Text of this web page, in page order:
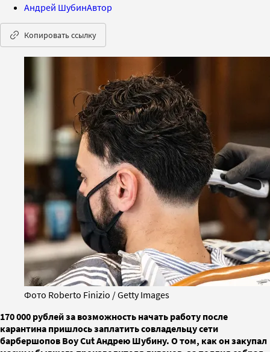
Андрей ШубинАвтор
Копировать ссылку
Фото Roberto Finizio / Getty Images
​​​​​​​170 000 рублей за возможность начать работу после
карантина пришлось заплатить совладельцу сети
барбершопов Boy Cut Андрею Шубину. О том, как он закупал